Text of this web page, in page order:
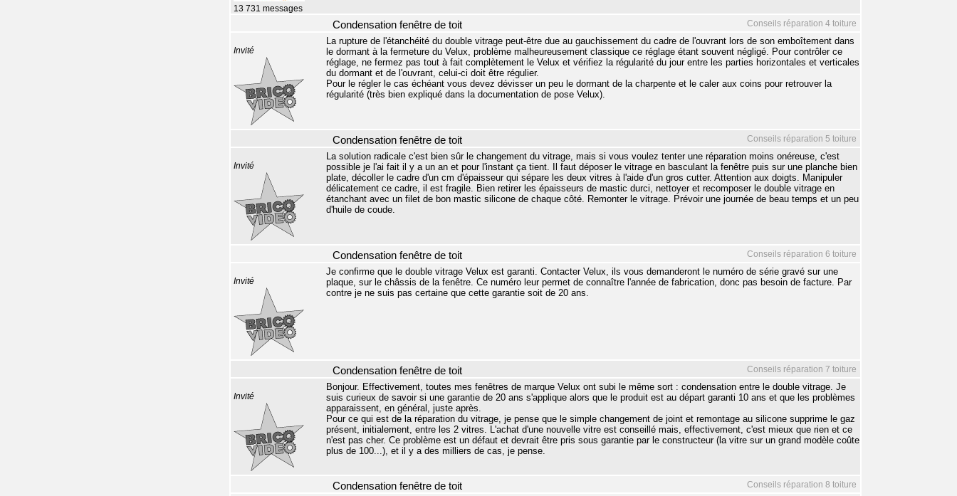
13 731 messages
Conseils réparation 4 toiture
Condensation fenêtre de toit
Invité
La rupture de l'étanchéité du double vitrage peut-être due au gauchissement du cadre de l'ouvrant lors de son emboîtement dans
le dormant à la fermeture du Velux, problème malheureusement classique ce réglage étant souvent négligé. Pour contrôler ce
réglage, ne fermez pas tout à fait complètement le Velux et vérifiez la régularité du jour entre les parties horizontales et verticales
du dormant et de l'ouvrant, celui-ci doit être régulier.
Pour le régler le cas échéant vous devez dévisser un peu le dormant de la charpente et le caler aux coins pour retrouver la
régularité (très bien expliqué dans la documentation de pose Velux).
Conseils réparation 5 toiture
Condensation fenêtre de toit
Invité
La solution radicale c'est bien sûr le changement du vitrage, mais si vous voulez tenter une réparation moins onéreuse, c'est
possible je l'ai fait il y a un an et pour l'instant ça tient. Il faut déposer le vitrage en basculant la fenêtre puis sur une planche bien
plate, décoller le cadre d'un cm d'épaisseur qui sépare les deux vitres à l'aide d'un gros cutter. Attention aux doigts. Manipuler
délicatement ce cadre, il est fragile. Bien retirer les épaisseurs de mastic durci, nettoyer et recomposer le double vitrage en
étanchant avec un filet de bon mastic silicone de chaque côté. Remonter le vitrage. Prévoir une journée de beau temps et un peu
d'huile de coude.
Conseils réparation 6 toiture
Condensation fenêtre de toit
Invité
Je confirme que le double vitrage Velux est garanti. Contacter Velux, ils vous demanderont le numéro de série gravé sur une
plaque, sur le châssis de la fenêtre. Ce numéro leur permet de connaître l'année de fabrication, donc pas besoin de facture. Par
contre je ne suis pas certaine que cette garantie soit de 20 ans.
Conseils réparation 7 toiture
Condensation fenêtre de toit
Invité
Bonjour. Effectivement, toutes mes fenêtres de marque Velux ont subi le même sort : condensation entre le double vitrage. Je
suis curieux de savoir si une garantie de 20 ans s'applique alors que le produit est au départ garanti 10 ans et que les problèmes
apparaissent, en général, juste après.
Pour ce qui est de la réparation du vitrage, je pense que le simple changement de joint et remontage au silicone supprime le gaz
présent, initialement, entre les 2 vitres. L'achat d'une nouvelle vitre est conseillé mais, effectivement, c'est mieux que rien et ce
n'est pas cher. Ce problème est un défaut et devrait être pris sous garantie par le constructeur (la vitre sur un grand modèle coûte
plus de 100...), et il y a des milliers de cas, je pense.
Conseils réparation 8 toiture
Condensation fenêtre de toit